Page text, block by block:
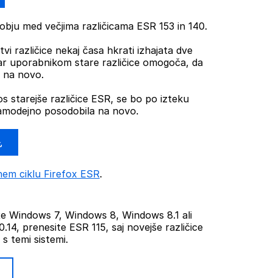
med večjima različicama ESR 153 in 140.
različice nekaj časa hkrati izhajata dve
uporabnikom stare različice omogoča, da
novo.
starejše različice ESR, se bo po izteku
posodobila na novo.
ciklu Firefox ESR.
Windows 7, Windows 8, Windows 8.1 ali
prenesite ESR 115, saj novejše različice
temi sistemi.